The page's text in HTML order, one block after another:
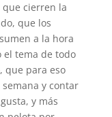
cierren la
que los
a la hora
el tema de todo
que para eso
y contar
y más